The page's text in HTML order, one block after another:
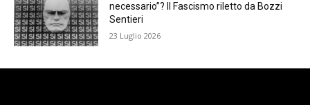
necessario”? Il Fascismo riletto da Bozzi
Sentieri
23 Luglio 2026